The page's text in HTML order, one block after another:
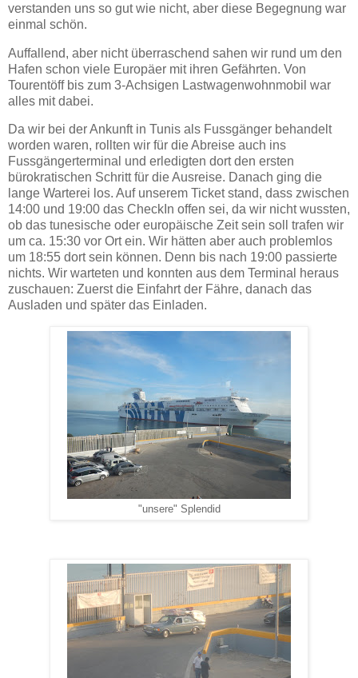
verstanden uns so gut wie nicht, aber diese Begegnung war
einmal schön.
Auffallend, aber nicht überraschend sahen wir rund um den
Hafen schon viele Europäer mit ihren Gefährten. Von
Tourentöff bis zum 3-Achsigen Lastwagenwohnmobil war
alles mit dabei.
Da wir bei der Ankunft in Tunis als Fussgänger behandelt
worden waren, rollten wir für die Abreise auch ins
Fussgängerterminal und erledigten dort den ersten
bürokratischen Schritt für die Ausreise. Danach ging die
lange Warterei los. Auf unserem Ticket stand, dass zwischen
14:00 und 19:00 das CheckIn offen sei, da wir nicht wussten,
ob das tunesische oder europäische Zeit sein soll trafen wir
um ca. 15:30 vor Ort ein. Wir hätten aber auch problemlos
um 18:55 dort sein können. Denn bis nach 19:00 passierte
nichts. Wir warteten und konnten aus dem Terminal heraus
zuschauen: Zuerst die Einfahrt der Fähre, danach das
Ausladen und später das Einladen.
"unsere" Splendid